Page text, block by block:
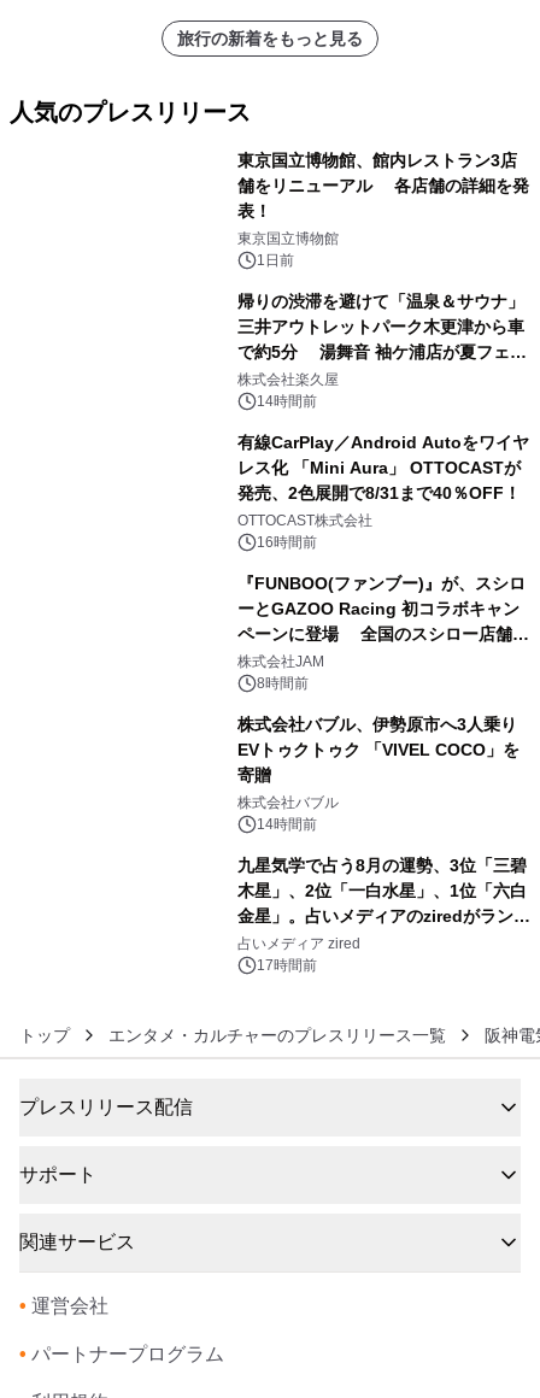
旅行の新着をもっと見る
人気のプレスリリース
東京国立博物館、館内レストラン3店
舗をリニューアル 各店舗の詳細を発
表！
東京国立博物館
1日前
帰りの渋滞を避けて「温泉＆サウナ」
三井アウトレットパーク木更津から車
で約5分 湯舞音 袖ケ浦店が夏フェア
メニューを提供
株式会社楽久屋
14時間前
有線CarPlay／Android Autoをワイヤ
レス化 「Mini Aura」 OTTOCASTが
発売、2色展開で8/31まで40％OFF！
OTTOCAST株式会社
16時間前
『FUNBOO(ファンブー)』が、スシロ
ーとGAZOO Racing 初コラボキャン
ペーンに登場 全国のスシロー店舗で
GR 4車種の FUNBOO(ミニカー)付き
メニューが展開されます
株式会社JAM
8時間前
株式会社バブル、伊勢原市へ3人乗り
EVトゥクトゥク 「VIVEL COCO」を
寄贈
株式会社バブル
14時間前
九星気学で占う8月の運勢、3位「三碧
木星」、2位「一白水星」、1位「六白
金星」。占いメディアのziredがランキ
ングを発表
占いメディア zired
17時間前
トップ エンタメ・カルチャーのプレスリリース一覧 阪神
プレスリリース配信
サポート
関連サービス
• 運営会社
• パートナープログラム